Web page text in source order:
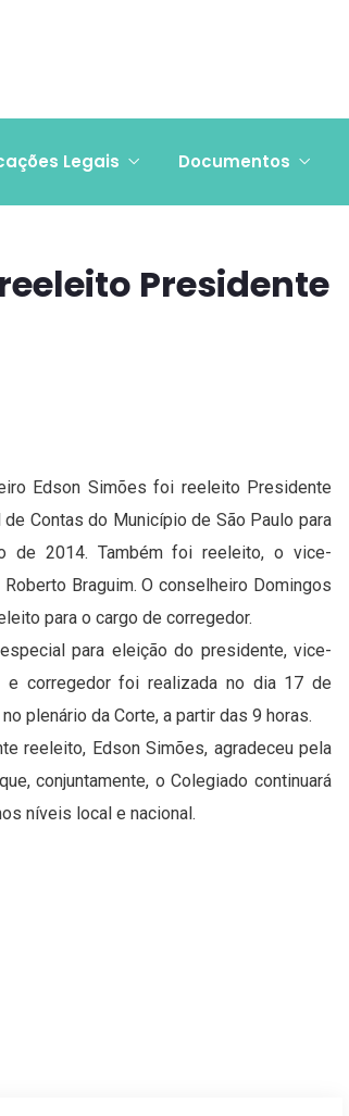
Legais Documentos
Presidente
Edson Simões foi reeleito Presidente
de Contas do Município de São Paulo para
de 2014. Também foi reeleito, o vice-
Braguim. O conselheiro Domingos
para o cargo de corregedor.
para eleição do presidente, vice-
e corregedor foi realizada no dia 17 de
plenário da Corte, a partir das 9 horas.
reeleito, Edson Simões, agradeceu pela
conjuntamente, o Colegiado continuará
níveis local e nacional.